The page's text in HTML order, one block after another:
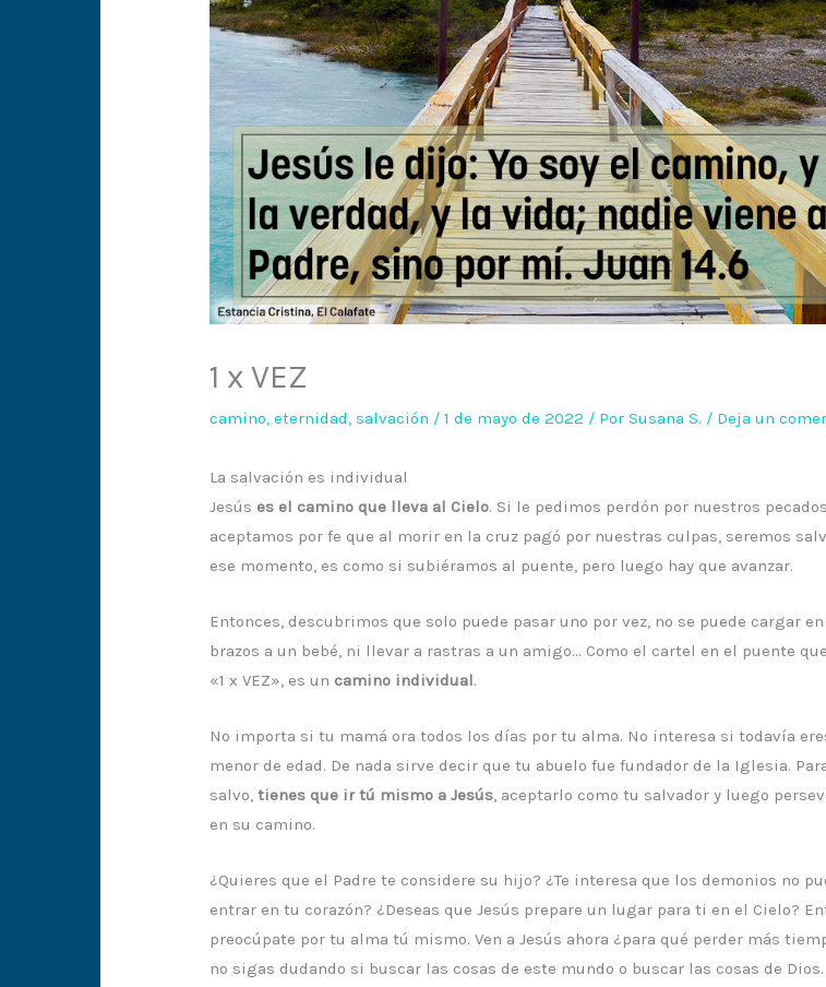
1 x VEZ
camino,eternidad,salvación /1 de mayo de 2022 / PorSusana S. / Deja un
La salvación es individual
Jesús es el camino que lleva al Cielo. Si le pedimos perdón por nuestros
aceptamos por fe que al morir en la cruz pagó por nuestras culpas, seremos
ese momento, es como si subiéramos al puente, pero luego hay que avanzar.
Entonces, descubrimos que solo puede pasar uno por vez, no se puede cargar en
brazos a un bebé, ni llevar a rastras a un amigo… Como el cartel en el puente
«1 x VEZ», es un camino individual.
No importa si tu mamá ora todos los días por tu alma. No interesa si todavía
menor de edad. De nada sirve decir que tu abuelo fue fundador de la Iglesia.
salvo,tienes que ir tú mismo a Jesús, aceptarlo como tu salvador y luego
en su camino.
¿Quieres que el Padre te considere su hijo? ¿Te interesa que los demonios no
entrar en tu corazón? ¿Deseas que Jesús prepare un lugar para ti en el Cielo?
preocúpate por tu alma tú mismo. Ven a Jesús ahora ¿para qué perder más
no sigas dudando si buscar las cosas de este mundo o buscar las cosas de